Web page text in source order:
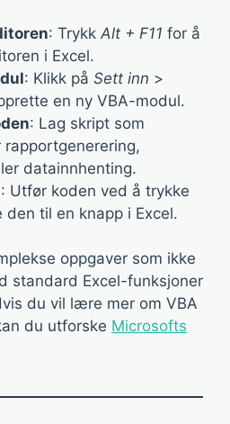
: Trykk Alt + F11 for å
i Excel.
: Klikk på Sett inn >
en ny VBA-modul.
: Lag skript som
datainnhenting.
: Utfør koden ved å trykke
den til en knapp i Excel.
oppgaver som ikke
standard Excel-funksjoner
du vil lære mer om VBA
du utforske Microsofts